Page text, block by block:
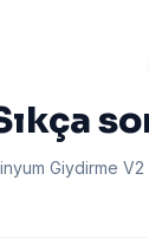
Giydirme